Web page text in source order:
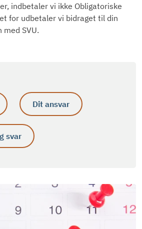
indbetaler vi ikke Obligatoriske
for udbetaler vi bidraget til din
SVU.
Dit ansvar
svar